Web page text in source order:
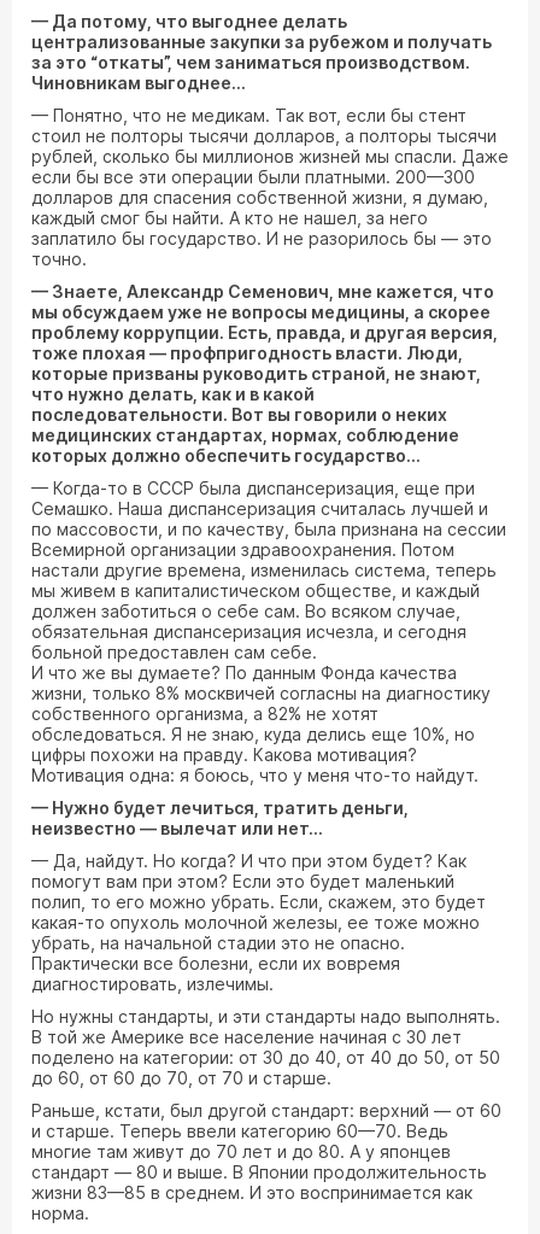
— Да потому, что выгоднее делать
централизованные закупки за рубежом и получать
за это “откаты”, чем заниматься производством.
Чиновникам выгоднее...
— Понятно, что не медикам. Так вот, если бы стент
стоил не полторы тысячи долларов, а полторы тысячи
рублей, сколько бы миллионов жизней мы спасли. Даже
если бы все эти операции были платными. 200—300
долларов для спасения собственной жизни, я думаю,
каждый смог бы найти. А кто не нашел, за него
заплатило бы государство. И не разорилось бы — это
точно.
— Знаете, Александр Семенович, мне кажется, что
мы обсуждаем уже не вопросы медицины, а скорее
проблему коррупции. Есть, правда, и другая версия,
тоже плохая — профпригодность власти. Люди,
которые призваны руководить страной, не знают,
что нужно делать, как и в какой
последовательности. Вот вы говорили о неких
медицинских стандартах, нормах, соблюдение
которых должно обеспечить государство...
— Когда-то в СССР была диспансеризация, еще при
Семашко. Наша диспансеризация считалась лучшей и
по массовости, и по качеству, была признана на сессии
Всемирной организации здравоохранения. Потом
настали другие времена, изменилась система, теперь
мы живем в капиталистическом обществе, и каждый
должен заботиться о себе сам. Во всяком случае,
обязательная диспансеризация исчезла, и сегодня
больной предоставлен сам себе.
И что же вы думаете? По данным Фонда качества
жизни, только 8% москвичей согласны на диагностику
собственного организма, а 82% не хотят
обследоваться. Я не знаю, куда делись еще 10%, но
цифры похожи на правду. Какова мотивация?
Мотивация одна: я боюсь, что у меня что-то найдут.
— Нужно будет лечиться, тратить деньги,
неизвестно — вылечат или нет...
— Да, найдут. Но когда? И что при этом будет? Как
помогут вам при этом? Если это будет маленький
полип, то его можно убрать. Если, скажем, это будет
какая-то опухоль молочной железы, ее тоже можно
убрать, на начальной стадии это не опасно.
Практически все болезни, если их вовремя
диагностировать, излечимы.
Но нужны стандарты, и эти стандарты надо выполнять.
В той же Америке все население начиная с 30 лет
поделено на категории: от 30 до 40, от 40 до 50, от 50
до 60, от 60 до 70, от 70 и старше.
Раньше, кстати, был другой стандарт: верхний — от 60
и старше. Теперь ввели категорию 60—70. Ведь
многие там живут до 70 лет и до 80. А у японцев
стандарт — 80 и выше. В Японии продолжительность
жизни 83—85 в среднем. И это воспринимается как
норма.